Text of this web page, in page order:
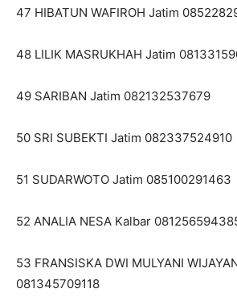
47 HIBATUN WAFIROH Jatim
48 LILIK MASRUKHAH Jatim
49 SARIBAN Jatim 082132537679
50 SRI SUBEKTI Jatim 082337524910
51 SUDARWOTO Jatim 085100291463
52 ANALIA NESA Kalbar
53 FRANSISKA DWI MULYANI
081345709118